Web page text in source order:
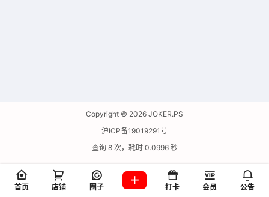
Copyright © 2026 JOKER.PS
沪ICP备19019291号
查询 8 次，耗时 0.0996 秒
首页 店铺 圈子 打卡 会员 公告